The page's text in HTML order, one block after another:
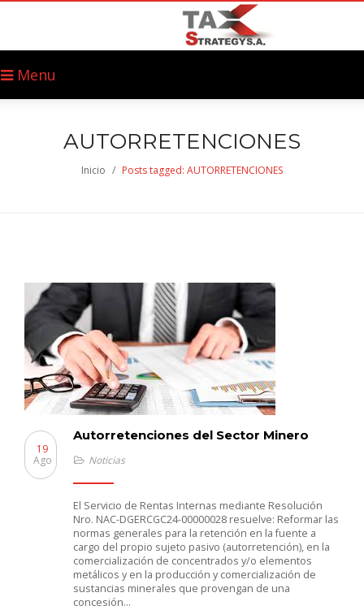
Menu
AUTORRETENCIONES
Inicio / Posts tagged: AUTORRETENCIONES
Autorretenciones del Sector Minero
19
Ago
Noticias
El Servicio de Rentas Internas mediante Resolución
Nro. NAC-DGERCGC24-00000028 resuelve: Reformar las
normas generales para la retención en la fuente a
cargo del propio sujeto pasivo (autorretención), en la
comercialización de concentrados y/o elementos
metálicos y en la producción y comercialización de
sustancias minerales que provengan de una
concesión…